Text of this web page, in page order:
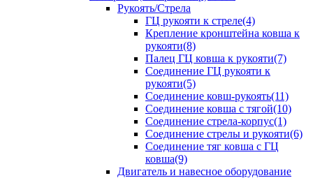
Рукоять/Стрела
ГЦ рукояти к стреле(4)
Крепление кронштейна ковша к
рукояти(8)
Палец ГЦ ковша к рукояти(7)
Соединение ГЦ рукояти к
рукояти(5)
Соединение ковш-рукоять(11)
Соединение ковша с тягой(10)
Соединение стрела-корпус(1)
Соединение стрелы и рукояти(6)
Соединение тяг ковша с ГЦ
ковша(9)
Двигатель и навесное оборудование